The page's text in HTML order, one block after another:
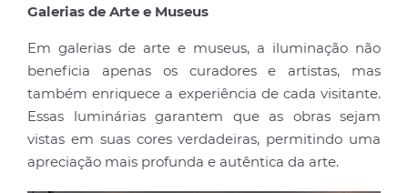
Galerias de Arte e Museus
Em galerias de arte e museus, a iluminação não
beneficia apenas os curadores e artistas, mas
também enriquece a experiência de cada visitante.
Essas luminárias garantem que as obras sejam
vistas em suas cores verdadeiras, permitindo uma
apreciação mais profunda e autêntica da arte.